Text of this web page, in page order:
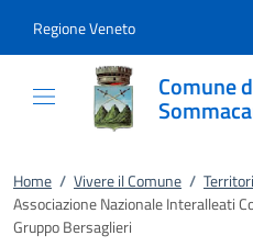
Regione Veneto
Comune
Home / Vivere il Comune /
Associazione Nazionale Interalleati
Gruppo Bersaglieri